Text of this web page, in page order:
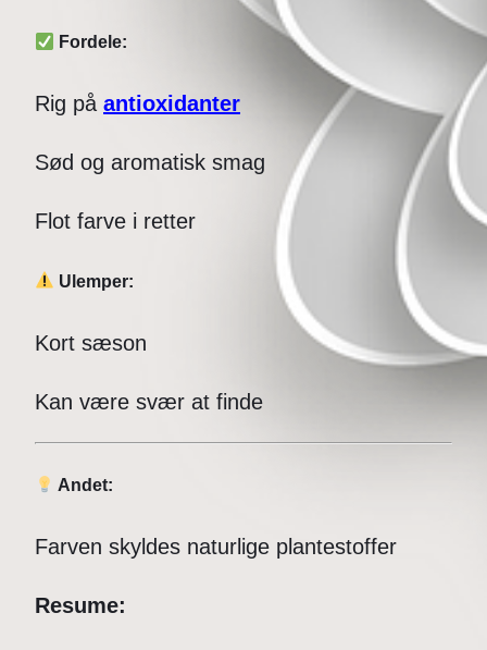
Fordele:
Rig på antioxidanter
Sød og aromatisk smag
Flot farve i retter
Ulemper:
Kort sæson
Kan være svær at finde
Andet:
Farven skyldes naturlige plantestoffer
Resume: